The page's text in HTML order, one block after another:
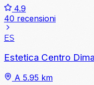
4.9
40 recensioni
ES
Estetica Centro
A 5.95 km